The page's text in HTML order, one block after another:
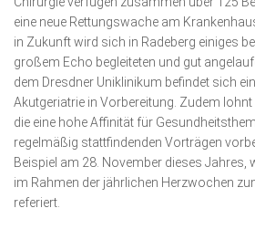
eine neue Rettungswache am
in Zukunft wird sich in Radeberg einiges
großem Echo begleiteten und gut
dem Dresdner Uniklinikum befindet sich
Akutgeriatrie in Vorbereitung. Zudem
die eine hohe Affinität für
regelmäßig stattfindenden Vorträgen
Beispiel am 28. November dieses Jahres,
im Rahmen der jähr­lichen Herzwochen
referiert.